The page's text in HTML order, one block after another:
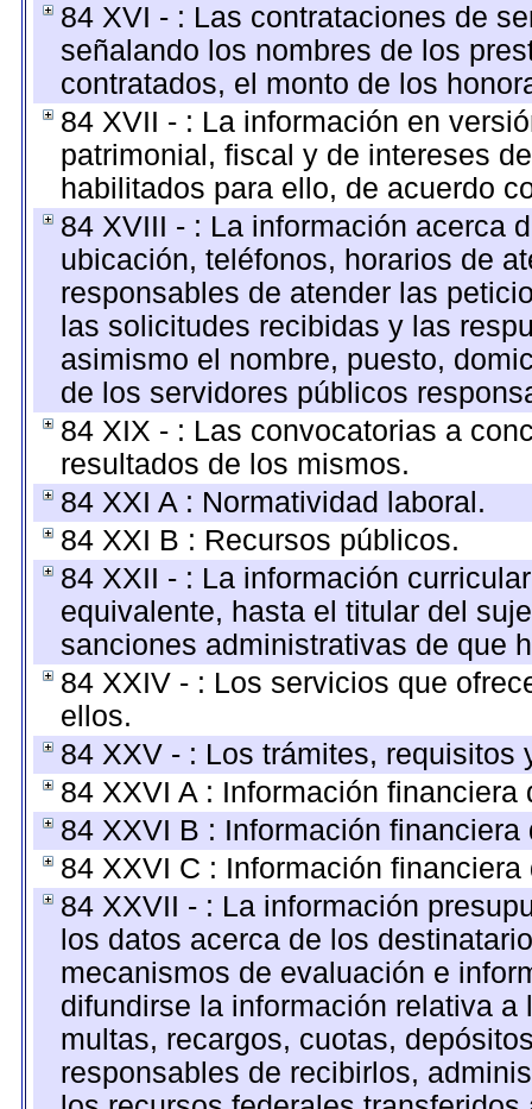
84 XVI - : Las contrataciones de
señalando los nombres de los
contratados, el monto de los
84 XVII - : La información en
patrimonial, fiscal y de intereses
habilitados para ello, de acuerdo
84 XVIII - : La información acerca
ubicación, teléfonos, horarios de
responsables de atender las
las solicitudes recibidas y las
asimismo el nombre, puesto,
de los servidores públicos
84 XIX - : Las convocatorias a
resultados de los mismos.
84 XXI A : Normatividad laboral.
84 XXI B : Recursos públicos.
84 XXII - : La información
equivalente, hasta el titular del
sanciones administrativas de que
84 XXIV - : Los servicios que
ellos.
84 XXV - : Los trámites, requisitos
84 XXVI A : Información
84 XXVI B : Información
84 XXVI C : Información
84 XXVII - : La información
los datos acerca de los
mecanismos de evaluación e
difundirse la información relativa
multas, recargos, cuotas,
responsables de recibirlos,